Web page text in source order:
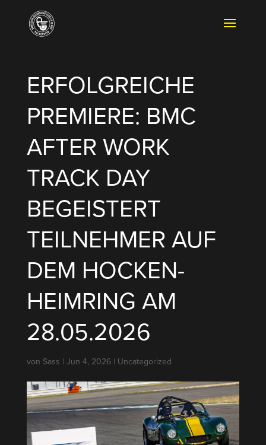
ERFOLG­REICHE
PREMIERE: BMC
AFTER WORK
TRACK DAY
BEGEISTERT
TEILNEHMER AUF
DEM HOCKEN­
HEIMRING AM
28.05.2026
von Sass | Jun 4, 2026| Uncategorized